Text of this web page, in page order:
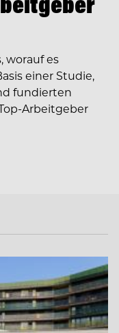
worauf es
einer Studie,
fundierten
Arbeitgeber